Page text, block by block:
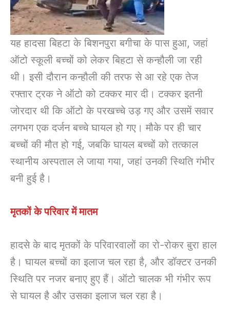
यह हादसा बिहटा के बिशनपुरा बगीचा के पास हुआ, जहां
ऑटो स्कूली बच्चों को लेकर बिहटा से कन्हौली जा रही
थी। इसी दौरान कन्हौली की तरफ से आ रहे एक तेज
रफ्तार ट्रक ने ऑटो को टक्कर मार दी। टक्कर इतनी
जोरदार थी कि ऑटो के परखच्चे उड़ गए और उसमें सवार
लगभग एक दर्जन बच्चे घायल हो गए। मौके पर ही चार
बच्चों की मौत हो गई, जबकि घायल बच्चों को तत्काल
स्थानीय अस्पताल ले जाया गया, जहां उनकी स्थिति गंभीर
बनी हुई है।
मृतकों के परिवार में मातम
हादसे के बाद मृतकों के परिवारवालों का रो-रोकर बुरा हाल
है। घायल बच्चों का इलाज चल रहा है, और डॉक्टर उनकी
स्थिति पर नजर बनाए हुए हैं। ऑटो चालक भी गंभीर रूप
से घायल है और उसका इलाज चल रहा है।